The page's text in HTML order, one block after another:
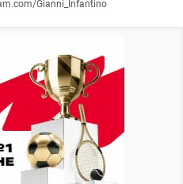
Gianni_Infantino